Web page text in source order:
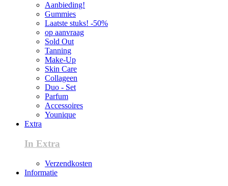
Aanbieding!
Gummies
Laatste stuks! -50%
op aanvraag
Sold Out
Tanning
Make-Up
Skin Care
Collageen
Duo - Set
Parfum
Accessoires
Younique
Extra
In Extra
Verzendkosten
Informatie